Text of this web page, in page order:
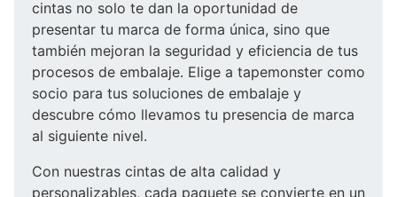
cintas no solo te dan la oportunidad de
presentar tu marca de forma única, sino que
también mejoran la seguridad y eficiencia de tus
procesos de embalaje. Elige a tapemonster como
socio para tus soluciones de embalaje y
descubre cómo llevamos tu presencia de marca
al siguiente nivel.
Con nuestras cintas de alta calidad y
personalizables, cada paquete se convierte en un